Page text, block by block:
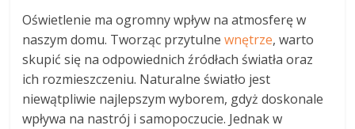
Oświetlenie ma ogromny wpływ na atmosferę w
naszym domu. Tworząc przytulnewnętrze, warto
skupić się na odpowiednich źródłach światła oraz
ich rozmieszczeniu. Naturalne światło jest
niewątpliwie najlepszym wyborem, gdyż doskonale
wpływa na nastrój i samopoczucie. Jednak w